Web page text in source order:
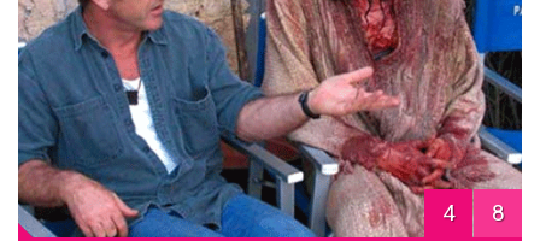
4 8